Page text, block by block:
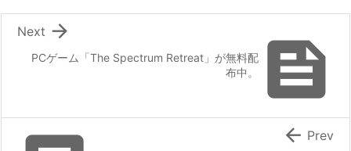

PCゲーム「The Spectrum Retreat」が無料配
布中。

Next
 Prev